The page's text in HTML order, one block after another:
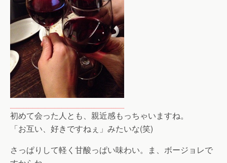
初めて会った人とも、親近感もっちゃいますね。
「お互い、好きですねぇ」みたいな(笑)
さっぱりして軽く甘酸っぱい味わい。ま、ボージョレで